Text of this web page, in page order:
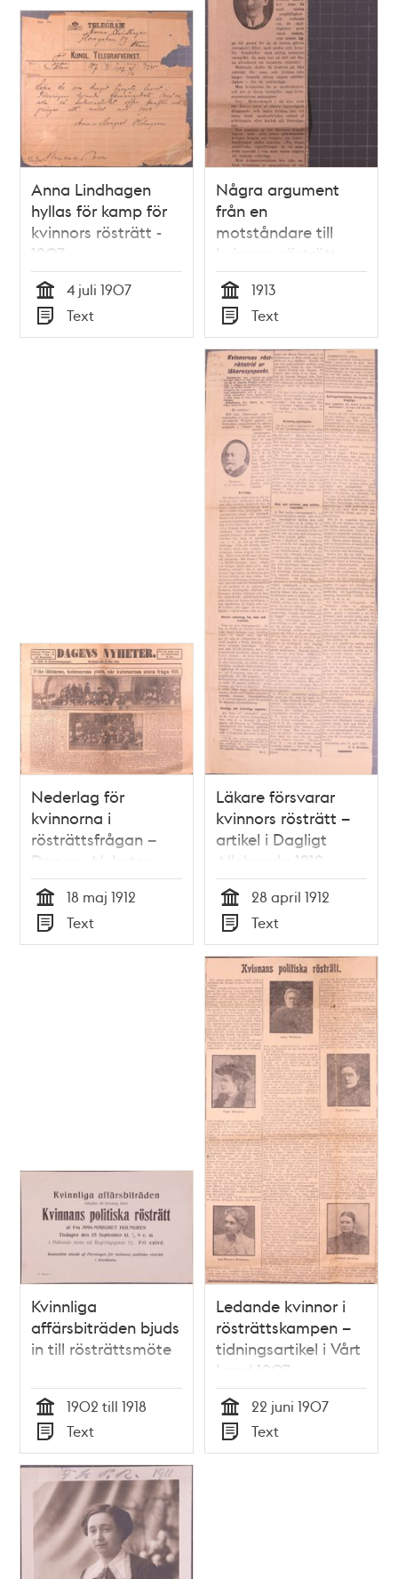
Anna Lindhagen
hyllas för kamp för
kvinnors rösträtt -
1907
Tid
4 juli 1907
Typ
Text
Några argument
från en
motståndare till
kvinnors rösträtt –
1913
Tid
1913
Typ
Text
Nederlag för
kvinnorna i
rösträttsfrågan –
Dagens Nyheter
1912
Tid
18 maj 1912
Typ
Text
Läkare försvarar
kvinnors rösträtt –
artikel i Dagligt
Allehanda 1912
Tid
28 april 1912
Typ
Text
Kvinnliga
affärsbiträden bjuds
in till rösträttsmöte
Tid
1902 till 1918
Typ
Text
Ledande kvinnor i
rösträttskampen –
tidningsartikel i Vårt
Land 1907
Tid
22 juni 1907
Typ
Text